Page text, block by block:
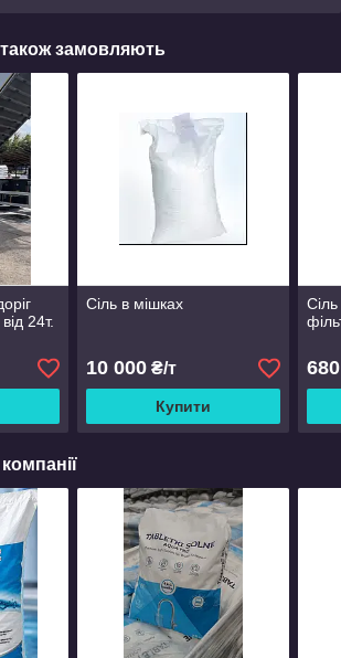
замовляють
24т.
Сіль в мішках
10 000₴/т
Купити
680